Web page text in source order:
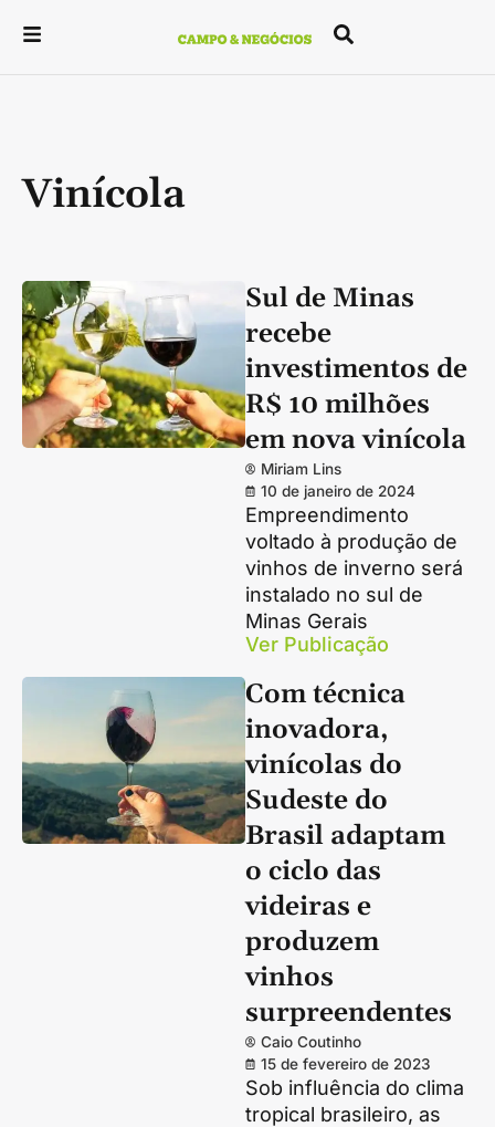
Vinícola
Sul de Minas
recebe
investimentos de
R$ 10 milhões
em nova vinícola
Miriam Lins
10 de janeiro de 2024
Empreendimento
voltado à produção de
vinhos de inverno será
instalado no sul de
Minas Gerais
Ver Publicação
Com técnica
inovadora,
vinícolas do
Sudeste do
Brasil adaptam
o ciclo das
videiras e
produzem
vinhos
surpreendentes
Caio Coutinho
15 de fevereiro de 2023
Sob influência do clima
tropical brasileiro, as